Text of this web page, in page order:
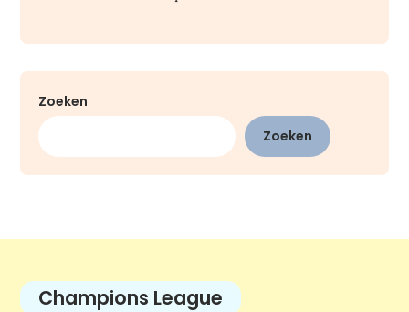
Zoeken
Zoeken
Champions League